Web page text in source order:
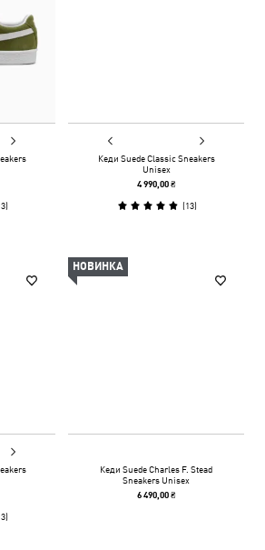
)
Кеди Suede Classic Sneakers
Unisex
4 990,00 ₴
(13)
)
НОВИНКА
Кеди Suede Charles F. Stead
Sneakers Unisex
6 490,00 ₴